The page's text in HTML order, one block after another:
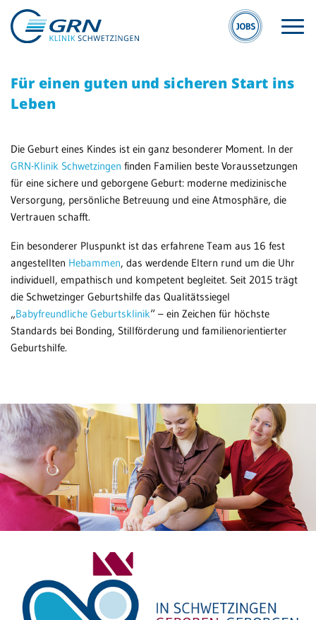
GRN
Der Verbund
Fachzentren
Medizinische
Themenseiten
Veranstaltungen
Patientenportal
STANDORTE
Eberbach
Schwetzingen
Für einen guten und sicheren Start ins
Leben
Die Geburt eines Kindes ist ein ganz besonderer Moment. In der
GRN-Klinik Schwetzingen finden Familien beste Voraussetzungen
für eine sichere und geborgene Geburt: moderne medizinische
Versorgung, persönliche Betreuung und eine Atmosphäre, die
Vertrauen schafft.
Ein besonderer Pluspunkt ist das erfahrene Team aus 16 fest
angestellten Hebammen, das werdende Eltern rund um die Uhr
individuell, empathisch und kompetent begleitet. Seit 2015 trägt
die Schwetzinger Geburtshilfe das Qualitätssiegel
„Babyfreundliche Geburtsklinik“ – ein Zeichen für höchste
Standards bei Bonding, Stillförderung und familienorientierter
Geburtshilfe.